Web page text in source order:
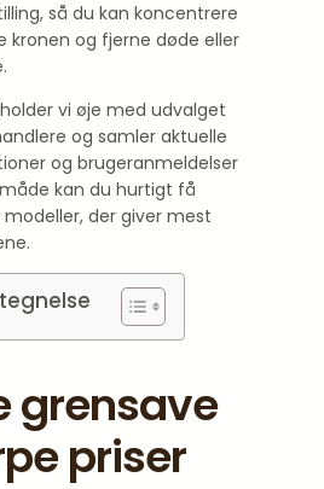
så du kan koncentrere
kronen og fjerne døde eller
vi øje med udvalget
og samler aktuelle
og brugeranmeldelser
kan du hurtigt få
der giver mest
grensave
priser